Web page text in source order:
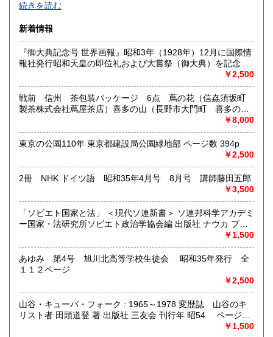
最寄駅：花小金井
営業時間：10:00〜18:00
定休日：不定休
古本・骨董品の出張買取のお申込み・ご予約は、お電話・ま
たはメールにて承っております。 お気軽にお問合わせくださ
出張費は無料です。旧家、蔵のあるお宅、昭和40年以前の古
いお宅の買取は、遠方でも大歓迎です。
取り扱い分野
社会科学、美術工芸、古典籍、近代文献、外国書
続きを読む
新着情報
『御大典記念号 世界画報』昭和3年（1928年）12月に国際情
報社発行昭和天皇の即位礼および大嘗祭（御大典）を記念す
るグラフ雑誌の臨時増刊号です。当時の儀式の様子や関連行
事を写した貴重な写真や解説が多数収録されています。
￥2,500
戦前 信州 茶包装パッケージ 6点 蔦の花（信劦須坂町
製茶株式会社蔦屋茶店）喜多の山（長野市大門町 喜多の園
本店）西沢園（長野県中堅町 西澤園本舗）梅の花（信州須
坂市梅の園茶店）奈良此園（信州中野町 西澤茶舗）美泉瀧
（信州長野市新町 茶間屋美濃久商店）瀧の音（信濃吉田本
￥8,000
東京の公園110年 東京都建設局公園緑地部 ページ数 394p
￥2,500
2冊 NHK ドイツ語 昭和35年4月号 8月号 講師藤田五郎
￥3,500
「ソビエト国家と法」 ＜現代ソ連新書＞ ソ連邦科学アカデミ
ー国家・法研究所ソビエト政治学協会編 出版社 ナウカ プロ
￥1,500
あゆみ 第4号 旭川北高等学校生徒会 昭和35年発行 全
１１２ページ
￥2,500
山谷・キューバ・フォーク : 1965～1978 変歴誌 山谷のキ
リスト者 田頭道登 著 出版社 三友会 刊行年 昭54 ページ数
￥1,500